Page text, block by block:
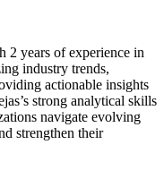
2 years of experience in
industry trends,
actionable insights
strong analytical skills
navigate evolving
strengthen their